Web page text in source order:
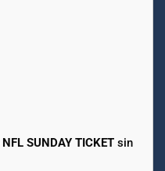
NFL SUNDAY TICKET sin